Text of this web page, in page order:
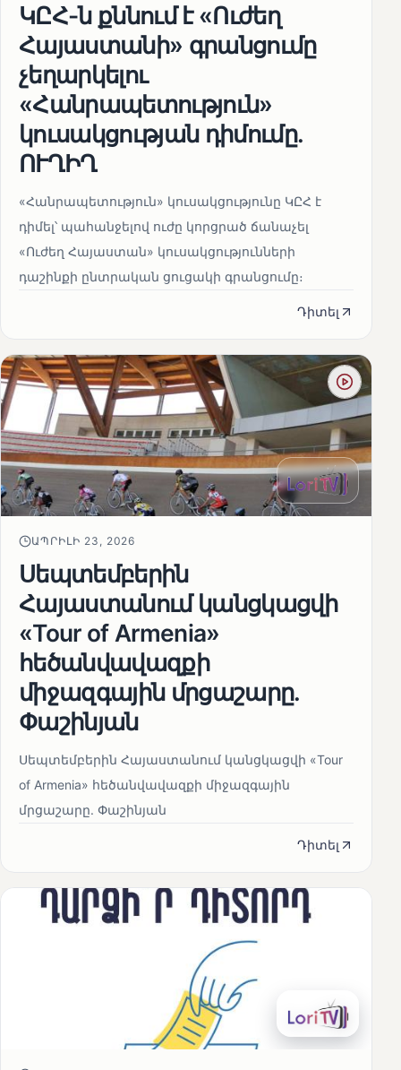
ԿԸՀ-ն քննում է «Ուժեղ
Հայաստանի» գրանցումը
չեղարկելու
«Հանրապետություն»
կուսակցության դիմումը.
ՈՒՂԻՂ
«Հանրապետություն» կուսակցությունը ԿԸՀ է
դիմել՝ պահանջելով ուժը կորցրած ճանաչել
«Ուժեղ Հայաստան» կուսակցությունների
դաշինքի ընտրական ցուցակի գրանցումը։
Դիտել
ԱՊՐԻԼԻ 23, 2026
Սեպտեմբերին
Հայաստանում կանցկացվի
«Tour of Armenia»
հեծանվավազքի
միջազգային մրցաշարը.
Փաշինյան
Սեպտեմբերին Հայաստանում կանցկացվի «Tour
of Armenia» հեծանվավազքի միջազգային
մրցաշարը. Փաշինյան
Դիտել